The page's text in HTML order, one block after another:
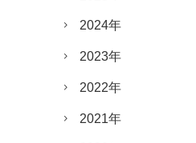
2024年
2023年
2022年
2021年